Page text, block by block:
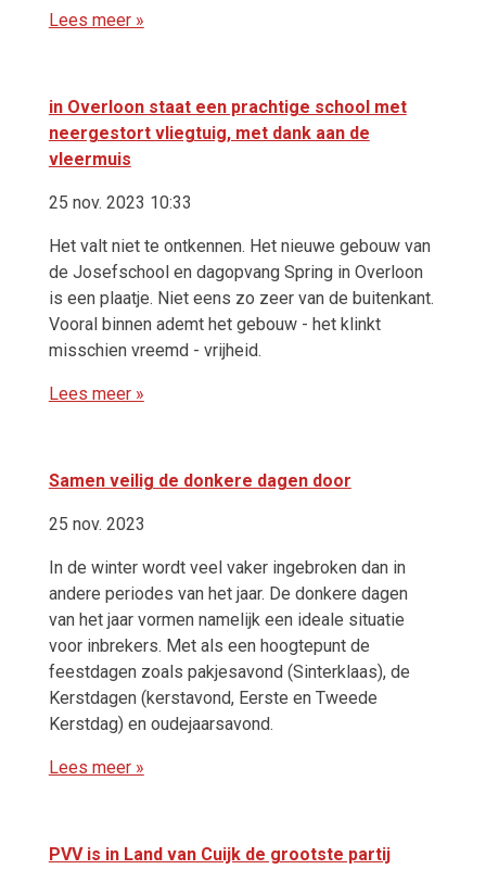
Lees meer »
in Overloon staat een prachtige school met
neergestort vliegtuig, met dank aan de
vleermuis
25 nov. 2023 10:33
Het valt niet te ontkennen. Het nieuwe gebouw van
de Josefschool en dagopvang Spring in Overloon
is een plaatje. Niet eens zo zeer van de buitenkant.
Vooral binnen ademt het gebouw - het klinkt
misschien vreemd - vrijheid.
Lees meer »
Samen veilig de donkere dagen door
25 nov. 2023
In de winter wordt veel vaker ingebroken dan in
andere periodes van het jaar. De donkere dagen
van het jaar vormen namelijk een ideale situatie
voor inbrekers. Met als een hoogtepunt de
feestdagen zoals pakjesavond (Sinterklaas), de
Kerstdagen (kerstavond, Eerste en Tweede
Kerstdag) en oudejaarsavond.
Lees meer »
PVV is in Land van Cuijk de grootste partij